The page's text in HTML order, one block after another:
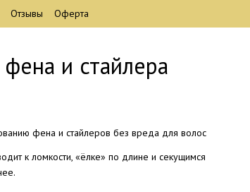
Отзывы Оферта
и стайлера
к ломкости, «ёлке» по длине и секущимся